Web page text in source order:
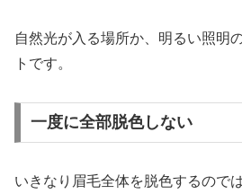
自然光が入る場所か、明るい照明
トです。
一度に全部脱色しない
いきなり眉毛全体を脱色するので